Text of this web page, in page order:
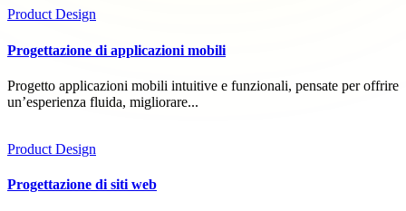
Product Design
Progettazione di applicazioni mobili
Progetto applicazioni mobili intuitive e funzionali, pensate per offrire
un’esperienza fluida, migliorare...
Product Design
Progettazione di siti web